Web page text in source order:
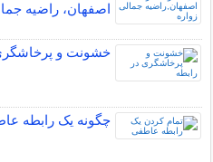
اصفهان، راضیه
خشونت و
چگونه یک رابطه